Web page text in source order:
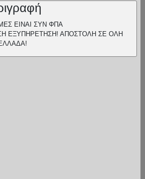
ΕΙΝΑΙ ΣΥΝ ΦΠΑ
ΕΞΥΠΗΡΕΤΗΣΗ! ΑΠΟΣΤΟΛΗ ΣΕ ΟΛΗ